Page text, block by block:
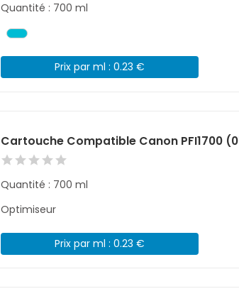
Quantité : 700 ml
Prix par ml : 0.23 €
Cartouche Compatible Canon PFI1700
Quantité : 700 ml
Optimiseur
Prix par ml : 0.23 €